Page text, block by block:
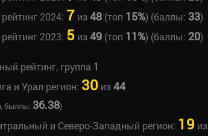
2024: 7 из48(топ 15%) (баллы: 33)
2023: 5из49(топ 11%) (баллы: 20)
рейтинг, группа 1
и Урал регион: 30из44
, быллы: 36.38)
и Северо-Западный регион: 19 из